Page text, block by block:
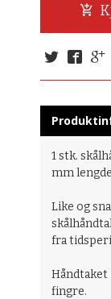
1 stk.
mm
Like og
fra
fingre.